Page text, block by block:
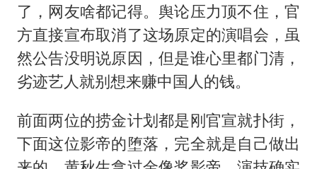
了，网友啥都记得。舆论压力顶不住，官
方直接宣布取消了这场原定的演唱会，虽
然公告没明说原因，但是谁心里都门清，
劣迹艺人就别想来赚中国人的钱。
前面两位的捞金计划都是刚官宣就扑街，
下面这位影帝的堕落，完全就是自己做出